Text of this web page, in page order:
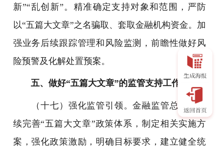
新”“乱创新”。精准确定支持对象和范围，严防
以“五篇大文章”之名骗取、套取金融机构资金。加
强业务后续跟踪管理和风险监测，前瞻性做好风
险预警及化解处置预案。
五、做好“五篇大文章”的监管支持工作
（十七）强化监管引领。金融监管总局将持
续完善“五篇大文章”政策体系，制定相关实施方
案，强化政策激励，明确目标要求，建立健全统